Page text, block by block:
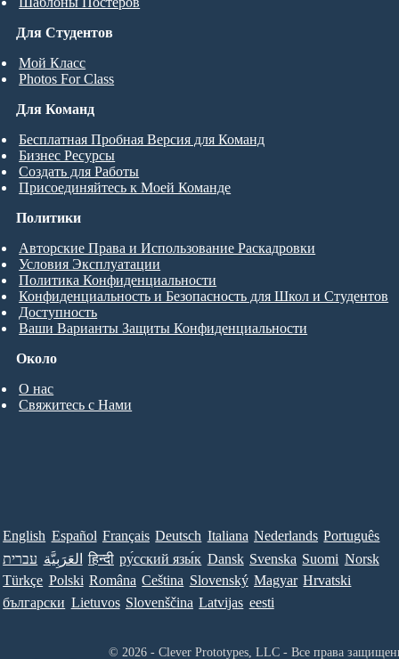
Для Студентов
Мой Класс
Photos For Class
Для Команд
Бесплатная Пробная Версия для Команд
Бизнес Ресурсы
Создать для Работы
Присоединяйтесь к Моей Команде
Около
О нас
Свяжитесь с Нами
Политики
Авторские Права и Использование Раскадровки
Условия Эксплуатации
Политика Конфиденциальности
Конфиденциальность и Безопасность для Школ и Студентов
Доступность
Ваши Варианты Защиты Конфиденциальности
English Español Français Deutsch Italiana Nederlands Português
עברית العَرَبِيَّة हिन्दी ру́сский язы́к Dansk Svenska Suomi Norsk
Türkçe Polski Româna Ceština Slovenský Magyar Hrvatski
български Lietuvos Slovenščina Latvijas eesti
© 2026 - Clever Prototypes, LLC - Все права